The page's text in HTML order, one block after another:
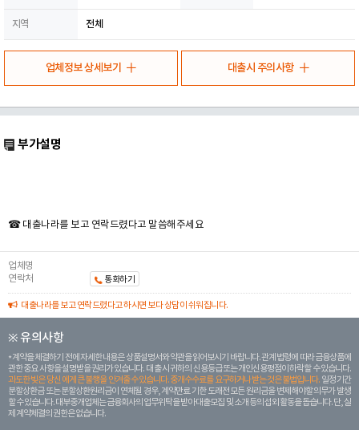
지역 전체
업체정보 상세보기 대출시 주의사항
부가설명
☎ 대출나라를 보고 연락드렸다고 말씀해주세요
업체명
연락처
통화하기
대출나라를 보고 연락드렸다고 하시면 보다 상담이 쉬워집니다.
※ 유의사항
계약을 체결하기 전에 자세한 내용은 상품설명서와 약관을 읽어보시기 바랍니다. 관계 법령에 따라 금융상품에
관한 중요 사항을 설명받을 권리가 있습니다. 대 출 시 귀하의 신용등급 또는 개인신용평점이 하락할 수 있습니다.
과도한 빚은 당신 에게 큰 불행을 안겨줄 수 있습니다. 중개수수료를 요구하거나 받는 것은 불법입니다. 일정 기간
분할상환금 또는 분할상환원리금이 연체될 경우, 계약만료 기한 도래전 모든 원리금을 변제해야할 의무가 발생
할 수 있습니다. 대부중개업체는 금융회사의 업무위탁을 받아 대출모집 및 소개 등의 섭외 활동을 돕습니다. 단, 실
제 계약체결의 권한은 없습니다.